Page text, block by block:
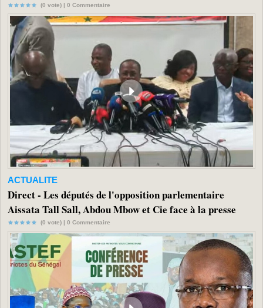
(0 vote) | 0 Commentaire
ACTUALITE
Direct - Les députés de l'opposition parlementaire
Aissata Tall Sall, Abdou Mbow et Cie face à la presse
(0 vote) | 0 Commentaire